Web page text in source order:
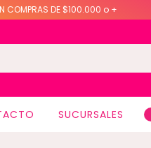
COMPRAS DE $100.000 o +
SUCURSALES